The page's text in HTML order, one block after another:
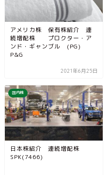
アメリカ株 保有株紹介 連
続増配株 プロクター・ア
ンド・ギャンブル (PG)
P&G
2021年6月25日
国内株
日本株紹介 連続増配株
SPK(7466)